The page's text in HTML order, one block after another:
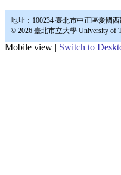
地址：100234 臺北市中正區愛國
© 2026 臺北市立大學 University of
Mobile view | Switch to